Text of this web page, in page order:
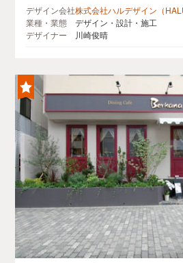
デザイン会社株式会社ハルデザイン（
業種・業態
デザイン・設計・施工
デザイナー
川崎俊晴